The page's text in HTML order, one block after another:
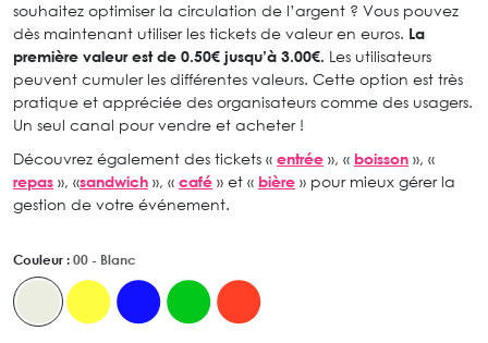
souhaitez optimiser la circulation de l’argent ? Vous pouvez
dès maintenant utiliser les tickets de valeur en euros. La
première valeur est de 0.50€ jusqu’à 3.00€. Les utilisateurs
peuvent cumuler les différentes valeurs. Cette option est très
pratique et appréciée des organisateurs comme des usagers.
Un seul canal pour vendre et acheter !
Découvrez également des tickets « entrée », « boisson », «
repas », «sandwich », « café » et « bière » pour mieux gérer la
gestion de votre événement.
Couleur : 00 - Blanc